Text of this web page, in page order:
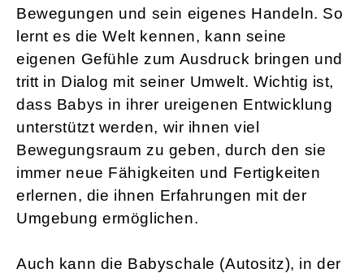
Bewegungen und sein eigenes Handeln. So
lernt es die Welt kennen, kann seine
eigenen Gefühle zum Ausdruck bringen und
tritt in Dialog mit seiner Umwelt. Wichtig ist,
dass Babys in ihrer ureigenen Entwicklung
unterstützt werden, wir ihnen viel
Bewegungsraum zu geben, durch den sie
immer neue Fähigkeiten und Fertigkeiten
erlernen, die ihnen Erfahrungen mit der
Umgebung ermöglichen.
Auch kann die Babyschale (Autositz), in der